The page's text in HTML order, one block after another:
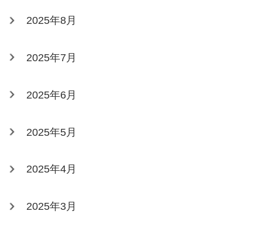
2025年8月
2025年7月
2025年6月
2025年5月
2025年4月
2025年3月